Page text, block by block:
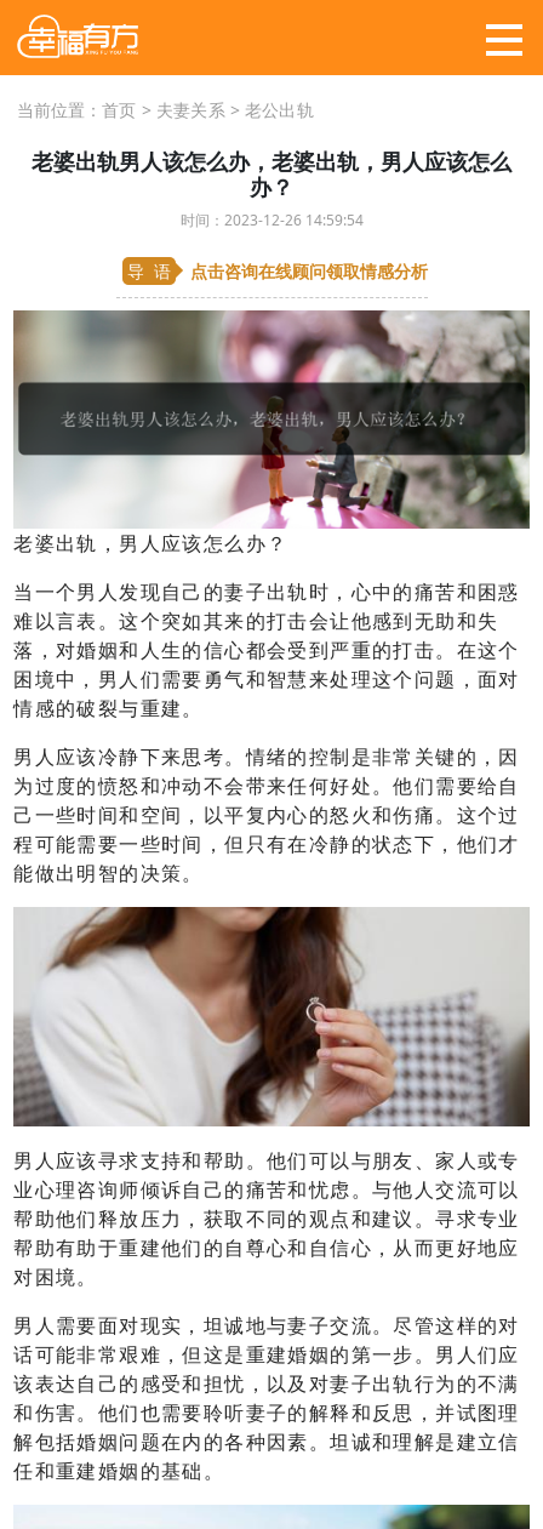
当前位置： 首页 > 夫妻关系 > 老公出轨
老婆出轨男人该怎么办，老婆出轨，男人应该怎么
办？
时间：2023-12-26 14:59:54
导 语 点击咨询在线顾问领取情感分析
老婆出轨，男人应该怎么办？
当一个男人发现自己的妻子出轨时，心中的痛苦和困惑
难以言表。这个突如其来的打击会让他感到无助和失
落，对婚姻和人生的信心都会受到严重的打击。在这个
困境中，男人们需要勇气和智慧来处理这个问题，面对
情感的破裂与重建。
男人应该冷静下来思考。情绪的控制是非常关键的，因
为过度的愤怒和冲动不会带来任何好处。他们需要给自
己一些时间和空间，以平复内心的怒火和伤痛。这个过
程可能需要一些时间，但只有在冷静的状态下，他们才
能做出明智的决策。
男人应该寻求支持和帮助。他们可以与朋友、家人或专
业心理咨询师倾诉自己的痛苦和忧虑。与他人交流可以
帮助他们释放压力，获取不同的观点和建议。寻求专业
帮助有助于重建他们的自尊心和自信心，从而更好地应
对困境。
男人需要面对现实，坦诚地与妻子交流。尽管这样的对
话可能非常艰难，但这是重建婚姻的第一步。男人们应
该表达自己的感受和担忧，以及对妻子出轨行为的不满
和伤害。他们也需要聆听妻子的解释和反思，并试图理
解包括婚姻问题在内的各种因素。坦诚和理解是建立信
任和重建婚姻的基础。